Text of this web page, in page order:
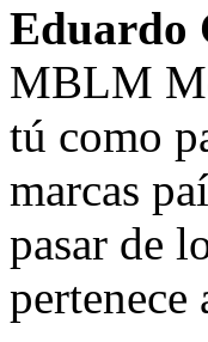
Eduardo
MBLM
tú como
marcas
pasar de